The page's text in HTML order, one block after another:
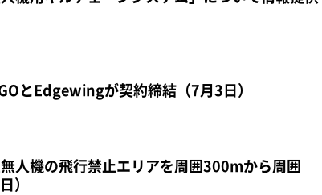
とEdgewingが契約締結（7月3日）
人機の飛行禁止エリアを周囲300mから周囲
）